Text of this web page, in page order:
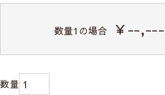
数量1の場合 ￥--,---